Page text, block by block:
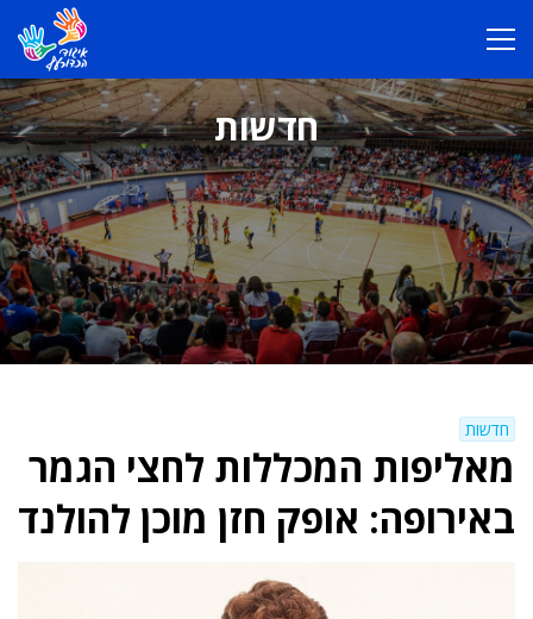
חדשות
חדשות
מאליפות המכללות לחצי הגמר
באירופה: אופק חזן מוכן להולנד